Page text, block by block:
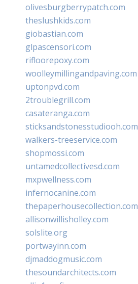
olivesburgberrypatch.com
theslushkids.com
giobastian.com
glpascensori.com
rifloorepoxy.com
woolleymillingandpaving.com
uptonpvd.com
2troublegrill.com
casateranga.com
sticksandstonesstudiooh.com
walkers-treeservice.com
shopmossi.com
untamedcollectivesd.com
mxpwellness.com
infernocanine.com
thepaperhousecollection.com
allisonwillisholley.com
solslite.org
portwayinn.com
djmaddogmusic.com
thesoundarchitects.com